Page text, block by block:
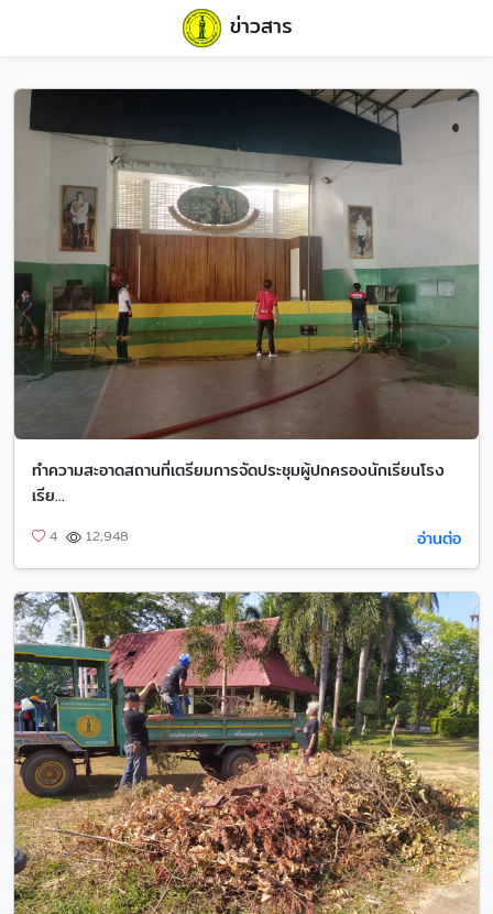
ข่าวสาร
ทำความสะอาดสถานที่เตรียมการจัดประชุมผู้ปกครองนักเรียนโรง
เรีย...
4 12,948 อ่านต่อ